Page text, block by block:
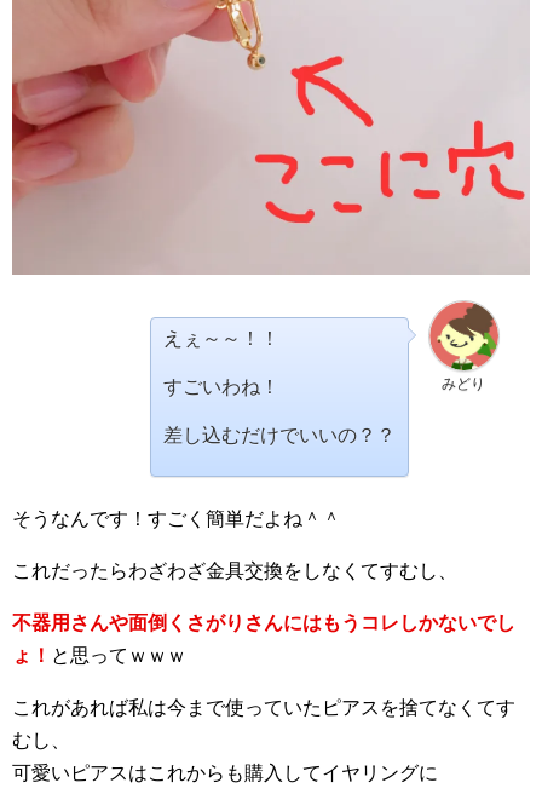
みどり
えぇ～～！！
すごいわね！
差し込むだけでいいの？？
そうなんです！すごく簡単だよね＾＾
これだったらわざわざ金具交換をしなくてすむし、
不器用さんや面倒くさがりさんにはもうコレしかないでし
ょ！ と思ってｗｗｗ
これがあれば私は今まで使っていたピアスを捨てなくてす
むし、
可愛いピアスはこれからも購入してイヤリングに